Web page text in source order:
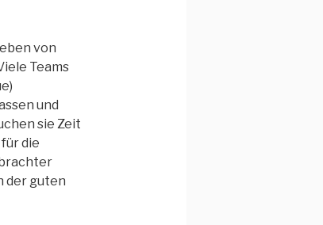
von
Teams
und
sie Zeit
die
der guten